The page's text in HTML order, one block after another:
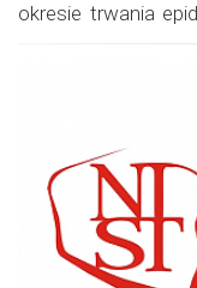
okresie trwania